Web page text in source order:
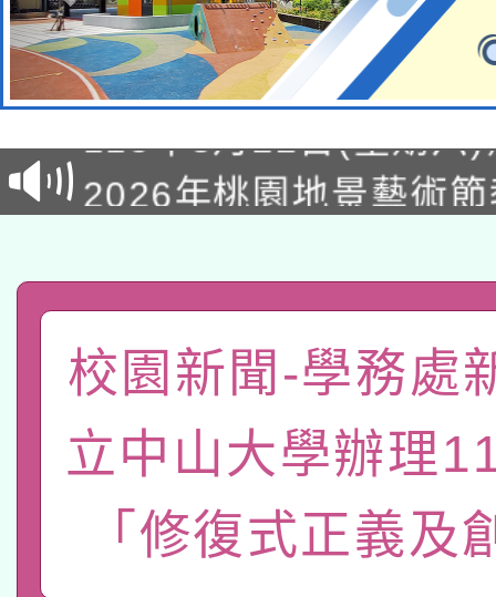
轉知經濟部水利署委託
用水績優單位及節水達
115年8月22日(星期六
桃園市孔廟祈福系列
2026年桃園地景藝術
關事宜
轉知教育部國民及學前
國立臺灣師範大學辦理
業成長研習」實施計畫
函轉國家教育研究院中
原住民族教育政策研討
族教育國際趨勢與發展
轉知教育部國民及學前
新北市政府教育局辦理
師專業成長研習實施
函轉國立臺灣師範大學
族語言臺北學習中心
轉知有關國立成功大學
文教學共融平台-教案
教育部國民及學前教
校園新聞-學務處
立中山大學辦理
「修復式正義及